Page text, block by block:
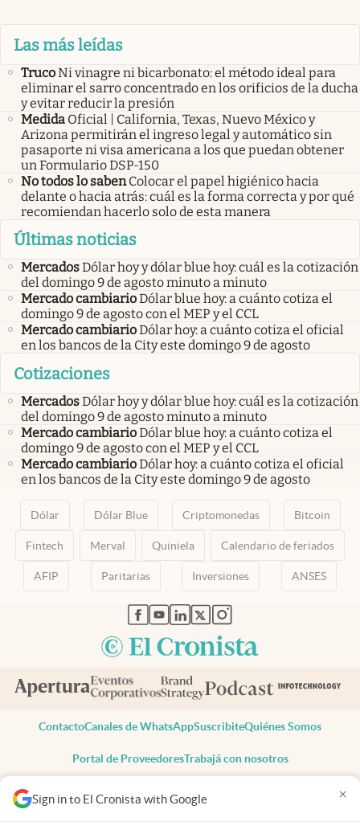
Sign in to El Cronista with Google ×
Las más leídas
TrucoNi vinagre ni bicarbonato: el método ideal para
eliminar el sarro concentrado en los orificios de la ducha
y evitar reducir la presión
Medida Oficial | California, Texas, Nuevo México y
Arizona permitirán el ingreso legal y automático sin
pasaporte ni visa americana a los que puedan obtener
un Formulario DSP-150
No todos lo saben Colocar el papel higiénico hacia
delante o hacia atrás: cuál es la forma correcta y por qué
recomiendan hacerlo solo de esta manera
Últimas noticias
MercadosDólar hoy y dólar blue hoy: cuál es la cotización
del domingo 9 de agosto minuto a minuto
Mercado cambiarioDólar blue hoy: a cuánto cotiza el
domingo 9 de agosto con el MEP y el CCL
Mercado cambiarioDólar hoy: a cuánto cotiza el oficial
en los bancos de la City este domingo 9 de agosto
Cotizaciones
MercadosDólar hoy y dólar blue hoy: cuál es la cotización
del domingo 9 de agosto minuto a minuto
Mercado cambiarioDólar blue hoy: a cuánto cotiza el
domingo 9 de agosto con el MEP y el CCL
Mercado cambiarioDólar hoy: a cuánto cotiza el oficial
en los bancos de la City este domingo 9 de agosto
Dólar Dólar Blue Criptomonedas Bitcoin
Fintech Merval Quiniela Calendario de feriados
AFIP Paritarias Inversiones ANSES
abre en nueva pestaña
abre en nueva pestaña
abre en nueva pestaña
abre en nueva pestaña
abre en nueva pestaña
ContactoCanales de WhatsAppSuscribiteQuiénes Somos
Portal de ProveedoresTrabajá con nosotros
Todos los derechos reservados